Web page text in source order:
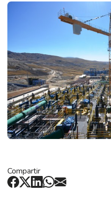
Compartir